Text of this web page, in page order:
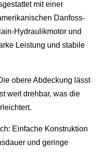
mit einer
Danfoss-
Hydraulikmotor und
Leistung und stabile
obere Abdeckung lässt
weit drehbar, was die
Einfache Konstruktion
und geringe